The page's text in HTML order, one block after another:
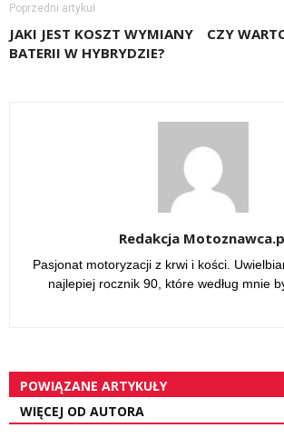
Poprzedni artykuł
JAKI JEST KOSZT WYMIANY
BATERII W HYBRYDZIE?
CZY
Redakcja
Pasjonat motoryzacji z krwi i kości.
najlepiej rocznik 90, które według mnie
POWIĄZANE ARTYKUŁY
WIĘCEJ OD AUTORA